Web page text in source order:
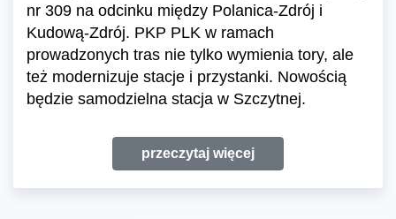
nr 309 na odcinku między Polanica-Zdrój i
Kudową-Zdrój. PKP PLK w ramach
prowadzonych tras nie tylko wymienia tory, ale
też modernizuje stacje i przystanki. Nowością
będzie samodzielna stacja w Szczytnej.
przeczytaj więcej